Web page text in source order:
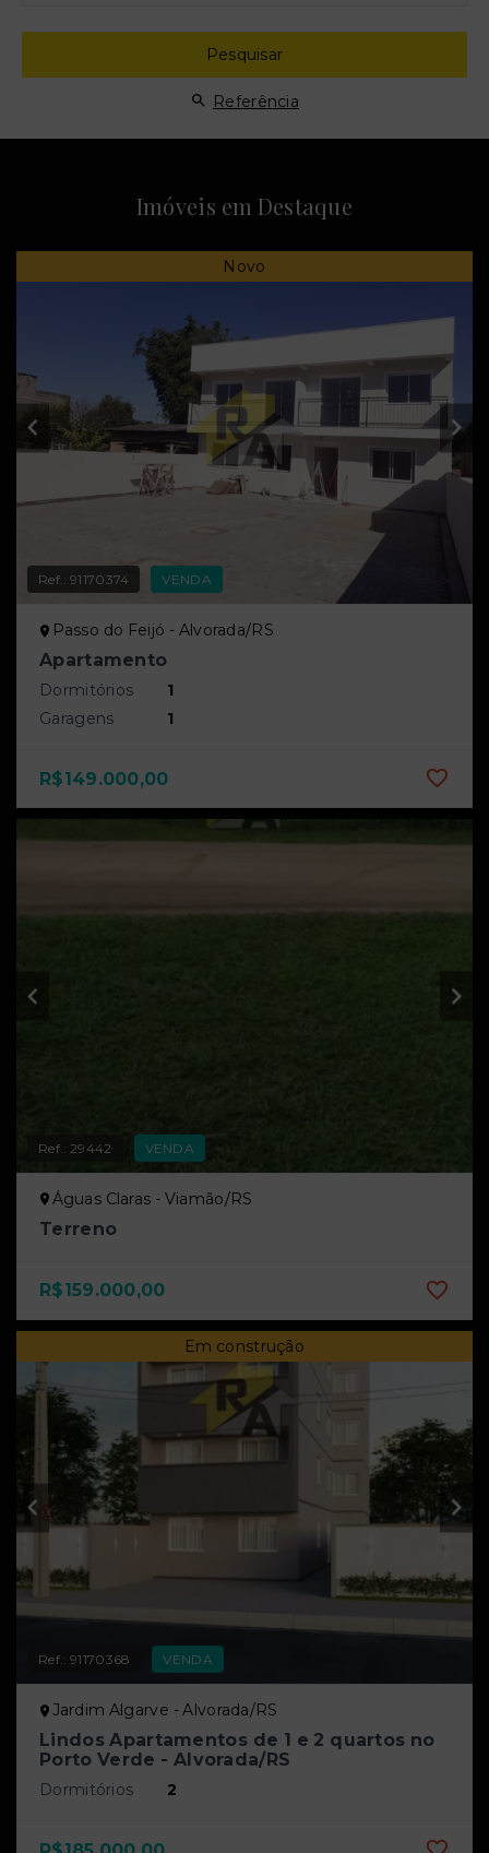
Pesquisar
Referência
Imóveis em Destaque
Novo
Ref.:91170374 VENDA
Passo do Feijó - Alvorada/RS
Apartamento
Dormitórios
1
Garagens
1
R$149.000,00
Ref.: 29442 VENDA
Águas Claras - Viamão/RS
Terreno
R$159.000,00
Em construção
Ref.:91170368 VENDA
Jardim Algarve - Alvorada/RS
Lindos Apartamentos de 1 e 2 quartos no
Porto Verde - Alvorada/RS
Dormitórios 2